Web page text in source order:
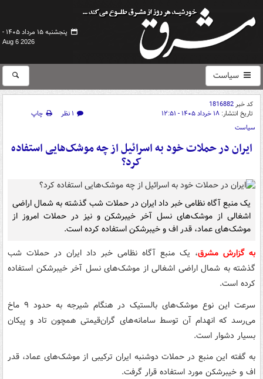
پنجشنبه ۱۵ مرداد ۱۴۰۵ -
Aug 6 2026
سیاست
کد خبر1816882
تاریخ انتشار: ۱۸ خرداد ۱۴۰۵ - ۱۲:۵۱ ۱ نظر
چاپ
سیاست
ایران در حملات خود به اسرائیل از چه موشک‌هایی استفاده
کرد؟
یک منبع آگاه نظامی خبر داد ایران در حملات شب گذشته به شمال اراضی
اشغالی از موشک‌های نسل آخر خیبرشکن و نیز در حملات امروز از
موشک‌های عماد، قدر اف و خیبرشکن استفاده کرده است.
به گزارش مشرق، یک منبع آگاه نظامی خبر داد ایران در حملات شب
گذشته به شمال اراضی اشغالی از موشک‌های نسل آخر خیبرشکن استفاده
کرده است.
سرعت این نوع موشک‌های بالستیک در هنگام شیرجه به حدود ۹ ماخ
می‌رسد که انهدام آن توسط سامانه‌های گران‌قیمتی همچون تاد و پیکان
بسیار دشوار است.
به گفته این منبع در حملات دوشنبه ایران ترکیبی از موشک‌های عماد، قدر
اف و خیبرشکن مورد استفاده قرار گرفت.